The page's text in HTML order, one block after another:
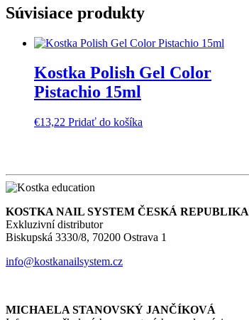
Súvisiace produkty
Kostka Polish Gel Color
Pistachio 15ml
€13,22 Pridať do košíka
KOSTKA NAIL SYSTEM ČESKÁ REPUBLIKA
Exkluzivní distributor
Biskupská 3330/8, 70200 Ostrava 1
info@kostkanailsystem.cz
MICHAELA STANOVSKÝ JANČÍKOVÁ